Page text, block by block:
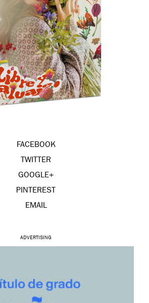
FACEBOOK
TWITTER
GOOGLE+
PINTEREST
EMAIL
ADVERTISING